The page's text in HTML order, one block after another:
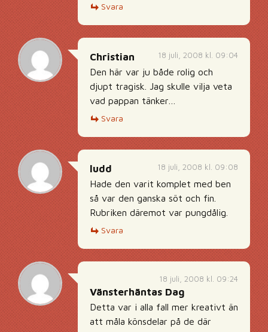
Svara
18 juli, 2008 kl. 09:04
Christian
Den här var ju både rolig och
djupt tragisk. Jag skulle vilja veta
vad pappan tänker…
Svara
18 juli, 2008 kl. 09:08
ludd
Hade den varit komplet med ben
så var den ganska söt och fin.
Rubriken däremot var pungdålig.
Svara
18 juli, 2008 kl. 09:24
Vänsterhäntas Dag
Detta var i alla fall mer kreativt än
att måla könsdelar på de där